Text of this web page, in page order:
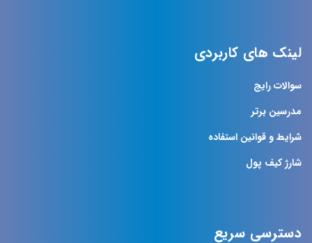
لینک های کاربردی
سوالات رایج
مدرسین برتر
شرایط و قوانین استفاده
شارژ کیف پول
دسترسی سریع